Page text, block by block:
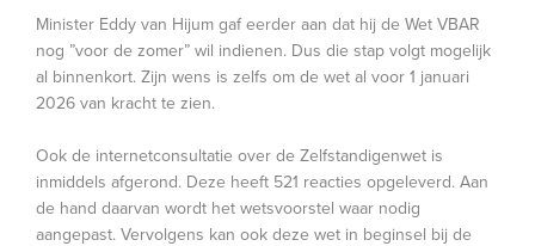
Minister Eddy van Hijum gaf eerder aan dat hij de Wet VBAR
nog ”voor de zomer” wil indienen. Dus die stap volgt mogelijk
al binnenkort. Zijn wens is zelfs om de wet al voor 1 januari
2026 van kracht te zien.
Ook de internetconsultatie over de Zelfstandigenwet is
inmiddels afgerond. Deze heeft 521 reacties opgeleverd. Aan
de hand daarvan wordt het wetsvoorstel waar nodig
aangepast. Vervolgens kan ook deze wet in beginsel bij de